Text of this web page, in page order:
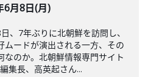
6月8日(月)
、7年ぶりに北朝鮮を訪問し、
ムードが演出される一方、その
なのか。北朝鮮情報専門サイト
集長、高英起さん...